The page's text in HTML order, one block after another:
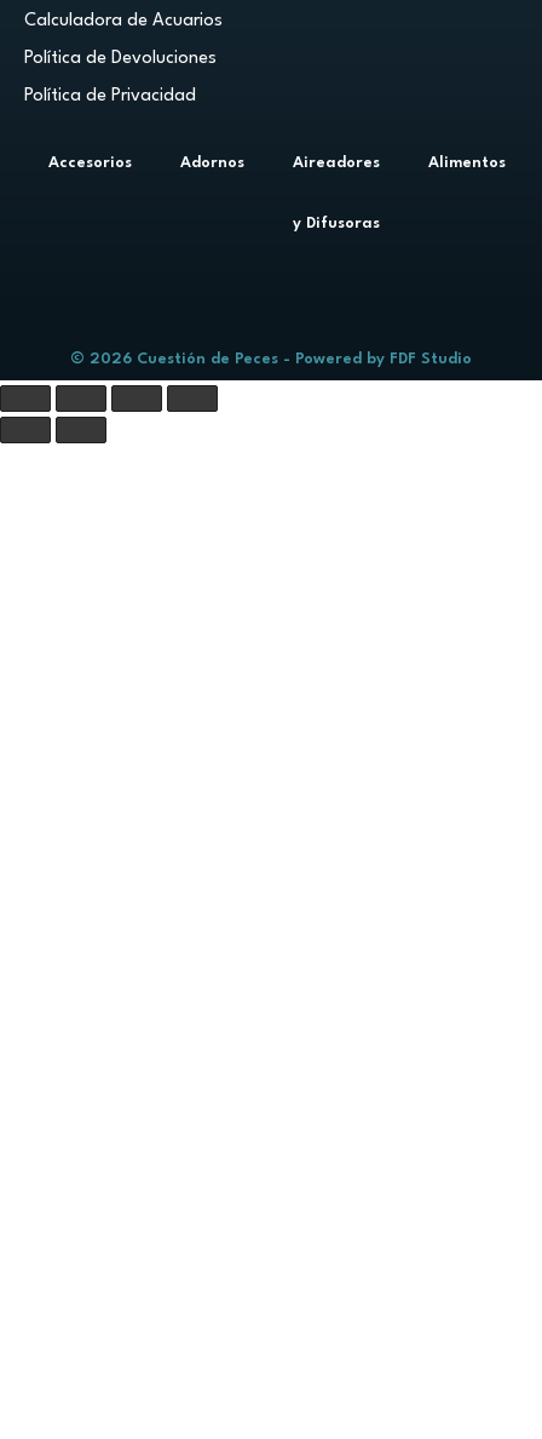
Calculadora de Acuarios
Política de Devoluciones
Política de Privacidad
Accesorios Adornos Aireadores
y Difusoras
Alimentos
© 2026 Cuestión de Peces - Powered by FDF Studio